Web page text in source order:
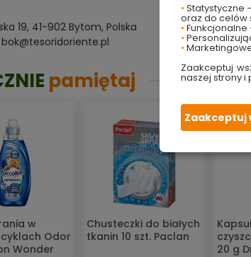
19, 41-902 Bytom, Polska
pamiętaj
w
Odor
Wonder
Chusteczki do białych
tkanin 10 szt. Paclan
20 g
• Statystyczne
oraz do celów
•
•
•
Zaakceptuj
naszej strony i
Zaakceptuj